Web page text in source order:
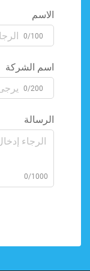
الاسم
0/100
اسم الشركة
0/200
الرسالة
0/1000